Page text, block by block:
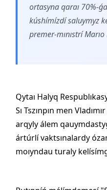
ortasyna qaraı 70%-
kúshímízdí saluymyz
premer-mınıstrí Marıo
Qytaı Halyq
Sı Tszınpın men
arqyly álem
ártúrlí vaktsınalardy
moıyndau turaly